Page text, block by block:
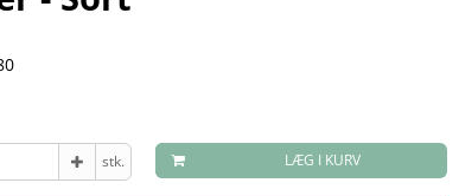
stk. LÆG I KURV